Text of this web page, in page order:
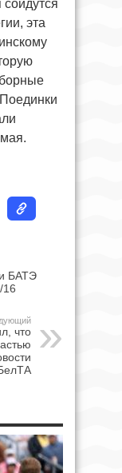
эта
БАТЭ
16
что